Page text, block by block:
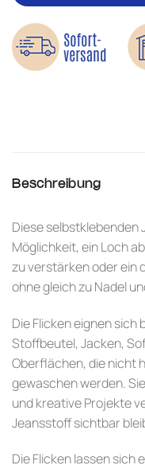
Beschreibung
Diese selbstklebenden
Möglichkeit, ein Loch
zu verstärken oder ein
ohne gleich zu Nadel
Die Flicken eignen
Stoffbeutel, Jacken,
Oberflächen, die nicht
gewaschen werden.
und kreative Projekte
Jeansstoff sichtbar
Die Flicken lassen sich